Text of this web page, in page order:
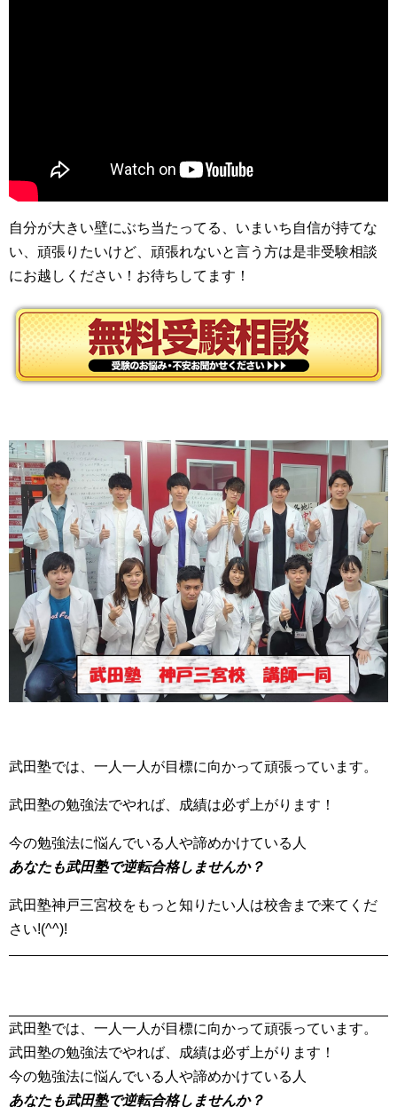
自分が大きい壁にぶち当たってる、いまいち自信が持てな
い、頑張りたいけど、頑張れないと言う方は是非受験相談
にお越しください！お待ちしてます！
武田塾では、一人一人が目標に向かって頑張っています。
武田塾の勉強法でやれば、成績は必ず上がります！
今の勉強法に悩んでいる人や諦めかけている人
あなたも武田塾で逆転合格しませんか？
武田塾神戸三宮校をもっと知りたい人は校舎まで来てくだ
さい!(^^)!
武田塾では、一人一人が目標に向かって頑張っています。
武田塾の勉強法でやれば、成績は必ず上がります！
今の勉強法に悩んでいる人や諦めかけている人
あなたも武田塾で逆転合格しませんか？